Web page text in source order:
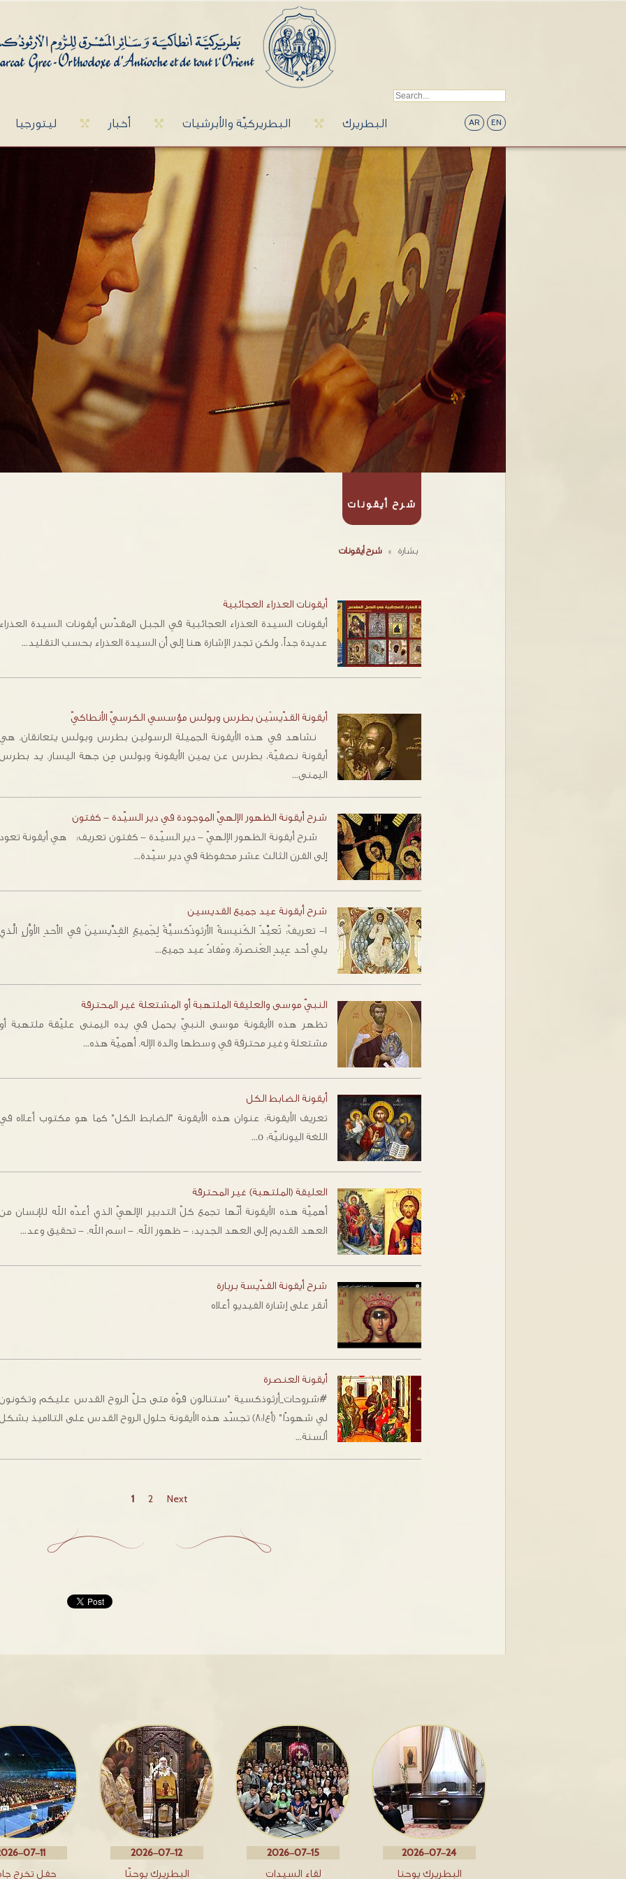
ليتورجيا أخبار البطريركيّة والأبرشيات البطريرك AR EN
شرح أيقونات
بشارة » شرح أيقونات
أيقونات العذراء العجائبية
أيقونات السيدة العذراء العجائبية في الجبل المقدّس أيقونات السيدة
عديدة جداً، ولكن تجدر الإشارة هنا إلى أن السيدة العذراء بحسب التقليد…
أيقونة القدّيسَين بطرس وبولس مؤسسي الكرسيّ الأنطاكيّ
نشاهد في هذه الأيقونة الجميلة الرسولين بطرس وبولس يتعانقان.
أيقونة نصفيّة، بطرس عن يمين الأيقونة وبولس مِن جهة اليسار. يد
اليمنى…
شرح أيقونة الظهور الإلهيّ الموجودة في دير السيّدة - كفتون
‬إلى‭ ‬القرن‭ ‬الثالث‭ ‬عشر‭ ‬محفوظة‭ ‬في‭ ‬دير‭ ‬سيّدة‭…
شرح أيقونة عيد جميع القديسين
١- تعريفٌ: تُعيِّدُ الكَنيسةُ الأُرثوذُكسيَّةُ لِجَميعِ القِدِّيسينَ في الأَحدِ الأوَّلِ
يلي أحد عِيدِ العَنصرَة. ومَفادُ عيد جميع…
النبيّ موسى والعليقة الملتهبة أو المشتعلة غير المحترقة
تظهر‭ ‬هذه‭ ‬الأيقونة‭ ‬موسى‭ ‬النبيّ‭ ‬يحمل‭ ‬في‭ ‬يده‭ ‬اليمنى‭ ‬عليّقة ملتهبة
مشتعلة وغير محترقة ‬في‭ ‬وسطها‭ ‬والدة‭ ‬الإله‭.‬ أهميّة‭ ‬هذه‭…
أيقونة الضابط الكل
تعريف الأيقونة: عنوان هذه الأيقونة "الضابط الكل" كما هو مكتوب أعلاه
اللغة اليونانيّة: ο…
العليقة (الملتهبة) غير المحترقة
أهميّة هذه الأيقونة أنّها تجمع كلّ التدبير الإلهيّ الذي أعدّه الله للإنسان
العهد القديم إلى العهد الجديد: - ظهور الله. - اسم الله. - تحقيق وعد…
شرح أيقونة القدّيسة بربارة
أنقر على إشارة الفيديو أعلاه
أيقونة العنصرة
#شروحات_أرثوذكسية "ستنالون قوّة متى حلّ الروح القدس عليكم
لي شهودًا" (أع٨:١) تجسّد هذه الأيقونة حلول الروح القدس على التلاميذ
ألسنة…
1 2 Next
07-11
حفل تخرج
2026-07-12
البطريرك يوحنّا
2026-07-15
لقاء السيدات
2026-07-24
البطريرك يوحنا